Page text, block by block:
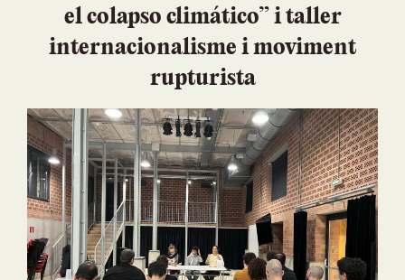
el colapso climático” i taller
internacionalisme i moviment
rupturista